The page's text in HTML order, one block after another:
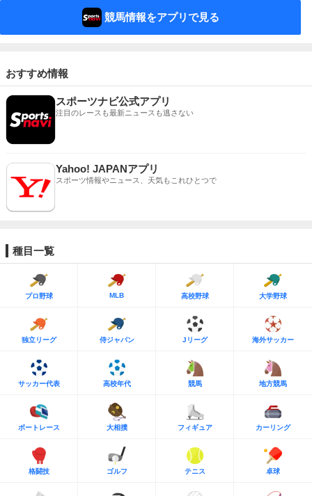
競馬情報をアプリで見る
おすすめ情報
スポーツナビ公式アプリ
注目のレースも最新ニュースも逃さない
Yahoo! JAPANアプリ
スポーツ情報やニュース、天気もこれひとつで
種目一覧
プロ野球 MLB 高校野球 大学野球
独立リーグ 侍ジャパン Jリーグ 海外サッカー
サッカー代表 高校年代 競馬 地方競馬
ボートレース 大相撲 フィギュア カーリング
格闘技 ゴルフ テニス 卓球